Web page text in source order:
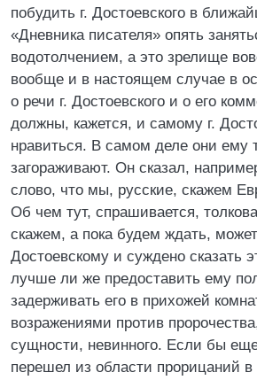
побудить г. Достоевского в
«Дневника писателя» опять
водотолчением, а это зрелище
вообще и в настоящем случае в
о речи г. Достоевского и о его
должны, кажется, и самому г.
нравиться. В самом деле они ему
загораживают. Он сказал,
слово, что мы, русские, скажем
Об чем тут, спрашивается,
скажем, а пока будем ждать,
Достоевскому и суждено сказать
лучше ли же предоставить ему
задерживать его в прихожей
возражениями против
сущности, невинного. Если бы
перешел из области прорицаний